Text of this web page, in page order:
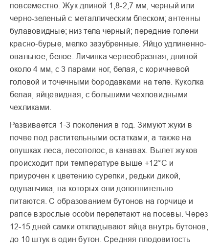
повсеместно. Жук длиной 1,8-2,7 мм, черный или
черно-зеленый с металлическим блеском; антенны
булавовидные; низ тела черный; передние голени
красно-бурые, мелко зазубренные. Яйцо удлиненно-
овальное, белое. Личинка червеобразная, длиной
около 4 мм, с 3 парами ног, белая, с коричневой
головой и точечными бородавками на теле. Куколка
белая, яйцевидная, с большими чехловидными
чехликами.
Развивается 1-3 поколения в год. Зимуют жуки в
почве под растительными остатками, а также на
опушках леса, лесополос, в канавах. Вылет жуков
происходит при температуре выше +12°С и
приурочен к цветению сурепки, редьки дикой,
одуванчика, на которых они дополнительно
питаются. С образованием бутонов на горчице и
рапсе взрослые особи перелетают на посевы. Через
12-15 дней самки откладывают яйца внутрь бутонов,
до 10 штук в один бутон. Средняя плодовитость